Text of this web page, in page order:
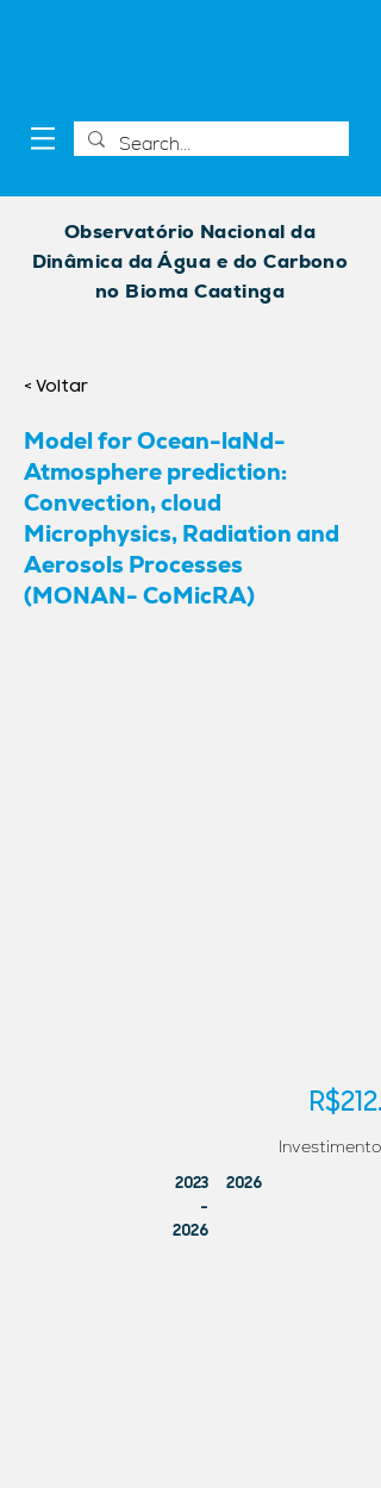
Observatório Nacional da
Dinâmica da Água e do Carbono
no Bioma Caatinga
< Voltar
Model for Ocean-laNd-
Atmosphere prediction:
Convection, cloud
Microphysics, Radiation and
Aerosols Processes
(MONAN- CoMicRA)
Investimento
2023
-
2026
2026